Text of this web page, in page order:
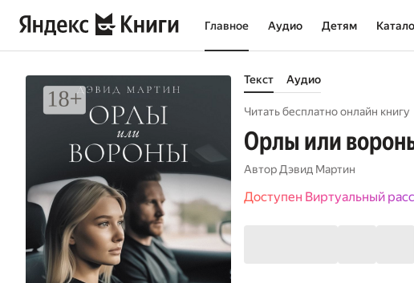
Главное Аудио Детям
Текст Аудио
Читать бесплатно онлайн книгу
Орлы или
Автор Дэвид Мартин
Доступен Виртуальный